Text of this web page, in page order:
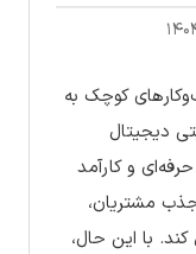
کوچک به
دیجیتال
و کارآمد
جذب مشتریان،
با این حال،